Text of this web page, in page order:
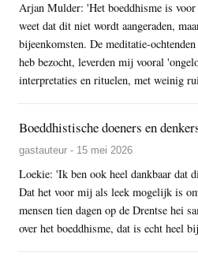
Arjan Mulder: 'Het boeddhisme is
weet dat dit niet wordt aangeraden,
bijeenkomsten. De meditatie-
heb bezocht, leverden mij vooral
interpretaties en rituelen, met weinig
Boeddhistische doeners en
gastauteur - 15 mei 2026
Loekie: 'Ik ben ook heel dankbaar dat
Dat het voor mij als leek mogelijk is
mensen tien dagen op de Drentse hei
over het boeddhisme, dat is echt heel